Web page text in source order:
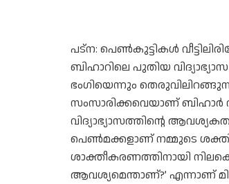
പട്‌ന: പെണ്‍കുട്ടികള്‍
ബിഹാറിലെ പുതിയ
ഭംഗിയെന്നും
സംസാരിക്കവെയാണ് ബിഹാർ
വിദ്യാഭ്യാസത്തിന്റെ
പെണ്‍മക്കളാണ് നമ്മുടെ
ശാക്തീകരണത്തിനായി
ആവശ്യമെന്താണ്?’ എന്നാണ്